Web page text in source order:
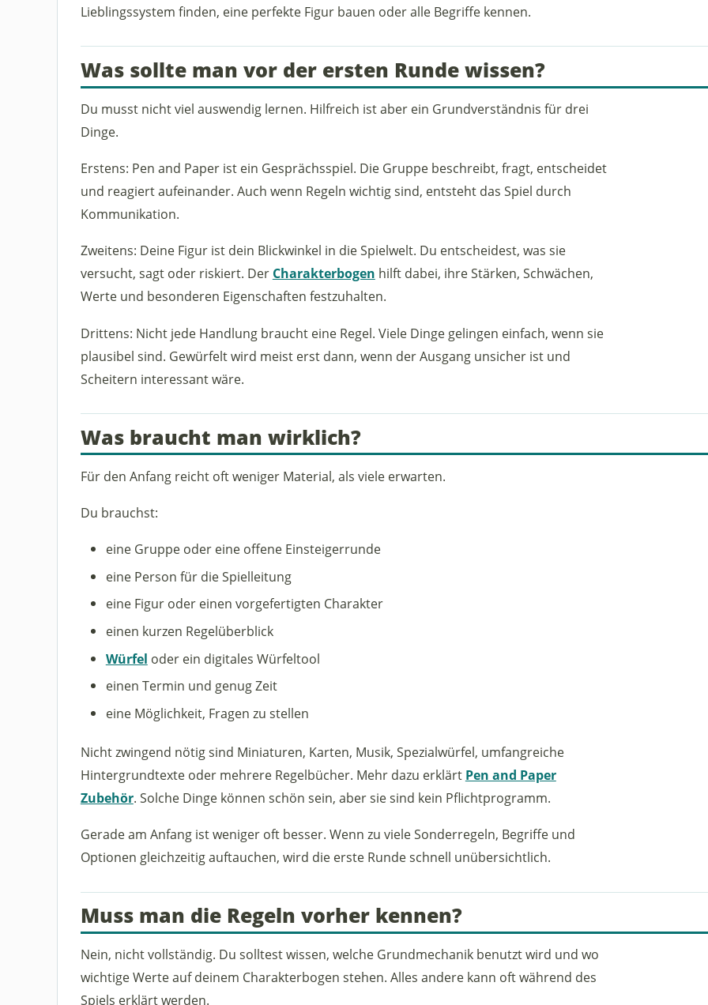
Lieblingssystem finden, eine perfekte Figur bauen oder alle Begriffe kennen.
Was sollte man vor der ersten Runde wissen?
Du musst nicht viel auswendig lernen. Hilfreich ist aber ein Grundverständnis für drei
Dinge.
Erstens: Pen and Paper ist ein Gesprächsspiel. Die Gruppe beschreibt, fragt, entscheidet
und reagiert aufeinander. Auch wenn Regeln wichtig sind, entsteht das Spiel durch
Kommunikation.
Zweitens: Deine Figur ist dein Blickwinkel in die Spielwelt. Du entscheidest, was sie
versucht, sagt oder riskiert. Der Charakterbogen hilft dabei, ihre Stärken, Schwächen,
Werte und besonderen Eigenschaften festzuhalten.
Drittens: Nicht jede Handlung braucht eine Regel. Viele Dinge gelingen einfach, wenn sie
plausibel sind. Gewürfelt wird meist erst dann, wenn der Ausgang unsicher ist und
Scheitern interessant wäre.
Was braucht man wirklich?
Für den Anfang reicht oft weniger Material, als viele erwarten.
Du brauchst:
eine Gruppe oder eine offene Einsteigerrunde
eine Person für die Spielleitung
eine Figur oder einen vorgefertigten Charakter
einen kurzen Regelüberblick
Würfel oder ein digitales Würfeltool
einen Termin und genug Zeit
eine Möglichkeit, Fragen zu stellen
Nicht zwingend nötig sind Miniaturen, Karten, Musik, Spezialwürfel, umfangreiche
Hintergrundtexte oder mehrere Regelbücher. Mehr dazu erklärt Pen and Paper
Zubehör. Solche Dinge können schön sein, aber sie sind kein Pflichtprogramm.
Gerade am Anfang ist weniger oft besser. Wenn zu viele Sonderregeln, Begriffe und
Optionen gleichzeitig auftauchen, wird die erste Runde schnell unübersichtlich.
Muss man die Regeln vorher kennen?
Nein, nicht vollständig. Du solltest wissen, welche Grundmechanik benutzt wird und wo
wichtige Werte auf deinem Charakterbogen stehen. Alles andere kann oft während des
Spiels erklärt werden.